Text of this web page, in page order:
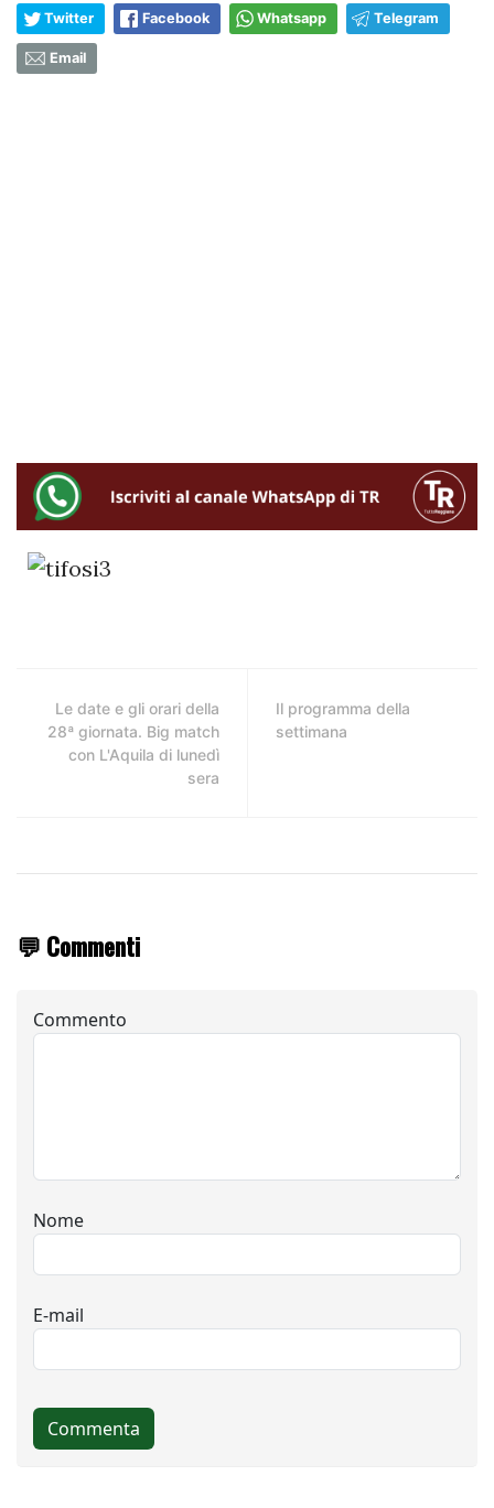
Twitter Facebook Whatsapp Telegram
Email
Le date e gli orari della
28ª giornata. Big match
con L'Aquila di lunedì
sera
Il programma della
settimana
💬 Commenti